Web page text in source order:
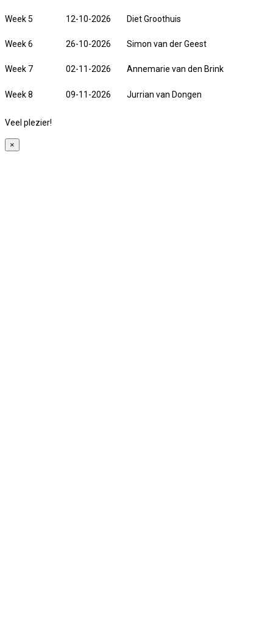
Week 5 12-10-2026 Diet Groothuis
Week 6 26-10-2026 Simon van der Geest
Week 7 02-11-2026 Annemarie van den Brink
Week 8 09-11-2026 Jurrian van Dongen
Veel plezier!
×